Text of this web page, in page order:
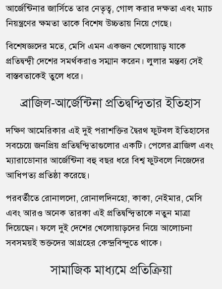
আর্জেন্টিনার জার্সিতে তার নেতৃত্ব, গোল করার দক্ষতা এবং ম্যাচ
নিয়ন্ত্রণের ক্ষমতা তাকে বিশেষ উচ্চতায় নিয়ে গেছে।
বিশেষজ্ঞদের মতে, মেসি এমন একজন খেলোয়াড় যাকে
প্রতিদ্বন্দ্বী দেশের সমর্থকরাও সম্মান করেন। লুলার মন্তব্য সেই
বাস্তবতাকেই তুলে ধরে।
ব্রাজিল-আর্জেন্টিনা প্রতিদ্বন্দ্বিতার ইতিহাস
দক্ষিণ আমেরিকার এই দুই পরাশক্তির দ্বৈরথ ফুটবল ইতিহাসের
সবচেয়ে জনপ্রিয় প্রতিদ্বন্দ্বিতাগুলোর একটি। পেলের ব্রাজিল এবং
ম্যারাডোনার আর্জেন্টিনা বহু বছর ধরে বিশ্ব ফুটবলে নিজেদের
আধিপত্য প্রতিষ্ঠা করেছে।
পরবর্তীতে রোনালদো, রোনালদিনহো, কাকা, নেইমার, মেসি
এবং আরও অনেক তারকা এই প্রতিদ্বন্দ্বিতাকে নতুন মাত্রা
দিয়েছেন। ফলে দুই দেশের খেলোয়াড়দের নিয়ে আলোচনা
সবসময়ই ভক্তদের আগ্রহের কেন্দ্রবিন্দুতে থাকে।
সামাজিক মাধ্যমে প্রতিক্রিয়া